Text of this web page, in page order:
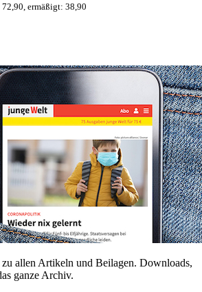
ermäßigt: 38,90
allen Artikeln und Beilagen. Downloads,
ganze Archiv.